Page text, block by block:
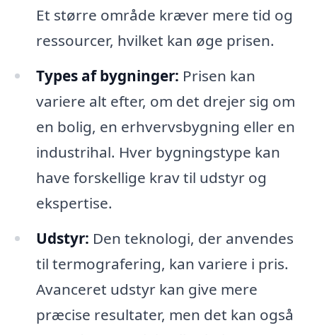
Et større område kræver mere tid og
ressourcer, hvilket kan øge prisen.
Types af bygninger: Prisen kan
variere alt efter, om det drejer sig om
en bolig, en erhvervsbygning eller en
industrihal. Hver bygningstype kan
have forskellige krav til udstyr og
ekspertise.
Udstyr: Den teknologi, der anvendes
til termografering, kan variere i pris.
Avanceret udstyr kan give mere
præcise resultater, men det kan også